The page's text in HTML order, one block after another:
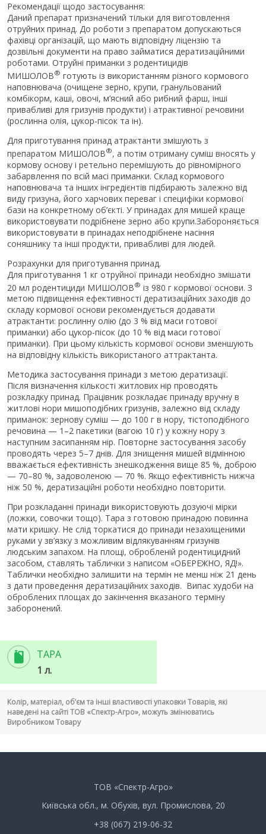
Рекомендації щодо застосування:
Даний препарат призначений тільки для виготовлення
отруйних принад. До роботи з препаратом допускаються
фахівці організацій, що мають відповідну ліцензію та
дозвільні документи на право займатися дератизаційними
роботами. Отруйні приманки з родентицидів
МИШОЛОВ® готують із використанням різного кормового
наповнювача (очищене зерно, крупи, гранульований
комбікорм, каші, овочі, м’ясний або рибний фарш, інші
привабливі для гризунів продукти) і атрактивної речовини
(рослинна олія, цукор-пісок та ін).
Для приготування принад атрактанти змішують з
препаратом МИШОЛОВ®, а потім отриману суміш вносять у
кормову основу і ретельно перемішують до рівномірного
забарвлення по всій масі приманки. Склад кормового
наповнювача та інших інгредієнтів підбирають залежно від
виду гризуна, його харчових переваг і специфіки кормової
бази на конкретному об’єкті. У принадах для мишей краще
використовувати подрібнене зерно або крупи.Забороняється
використовувати в принадах неподрібнене насіння
соняшнику та інші продукти, привабливі для людей.
Розрахунки для приготування принад.
Для приготування 1 кг отруйної принади необхідно змішати
20 мл родентициди МИШОЛОВ® із 980 г кормової основи. З
метою підвищення ефективності дератизаційних заходів до
складу кормової основи рекомендується додавати
атрактанти: рослинну олію (​​до 3 % від маси готової
приманки) або цукор-пісок (до 10 % від маси готової
приманки). При цьому кількість кормової основи зменшують
на відповідну кількість використаного аттрактанта.
Методика застосування принади з метою дератизації.
Після визначення кількості житлових нір проводять
розкладку принад. Працівник розкладає принаду вручну в
житлові нори мишоподібних гризунів, залежно від складу
приманок: зернову суміш — до 100 г в нору, тістоподібного
речовина — 1–2 пакетики (вагою 10 г) у кожну нору з
наступним засипанням нір. Повторне застосування засобу
проводять через 5–7 днів. Для знищення мишей відмінною
вважається ефективність знешкодження вище 85 %, доброю
— 70–80 %, задоволеною — 70 %. Якщо ефективність нижча
ніж 50 %, дератизаційні роботи необхідно повторити.
При розкладанні принади використовують дозуючі мірки
(ложки, совочки тощо). Тара з готовою принадою повинна
мати кришку. Не слід торкатися до принади незахищеними
руками у зв’язку з можливим відлякуванням гризунів
людським запахом. На площі, обробленій родентицидний
засобом, ставлять таблички з написом «ОБЕРЕЖНО, ЯД!».
Таблички необхідно залишити на термін не менш ніж 21 день
з дати проведення дератизаційних заходів. Випас худоби на
оброблених площах до закінчення вказаного терміну
заборонений.
ТАРА
1 л.
Колір, матеріал, об’єм та інші властивості упаковки Товарів, які
наведені на сайті ТОВ «Спектр-Агро», можуть змінюватись
Виробником Товару
ТОВ «Спектр-Агро»
Київська обл., м. Обухів, вул. Промислова, 20
+38 (067) 219-06-32